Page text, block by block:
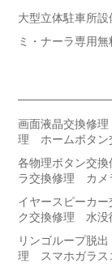
大型立体駐車所設
ミ・ナーラ専用
画面液晶交換修
理 ホームボタン
各物理ボタン交
ラ交換修理 カメ
イヤースピーカ
ク交換修理 水没
リンゴループ脱
理 スマホガラス